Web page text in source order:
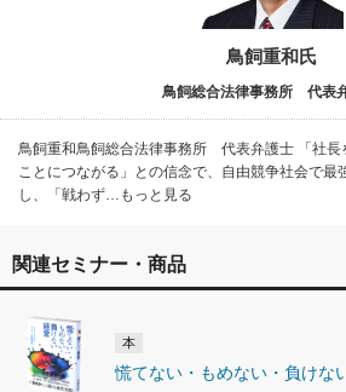
鳥飼重和氏
鳥飼総合法律事務所 代表
鳥飼重和鳥飼総合法律事務所 代表弁護士 「社長
ことにつながる」との信念で、自由競争社会で最
し、「戦わず…もっと見る
関連セミナー・商品
本
慌てない・もめない・負けな